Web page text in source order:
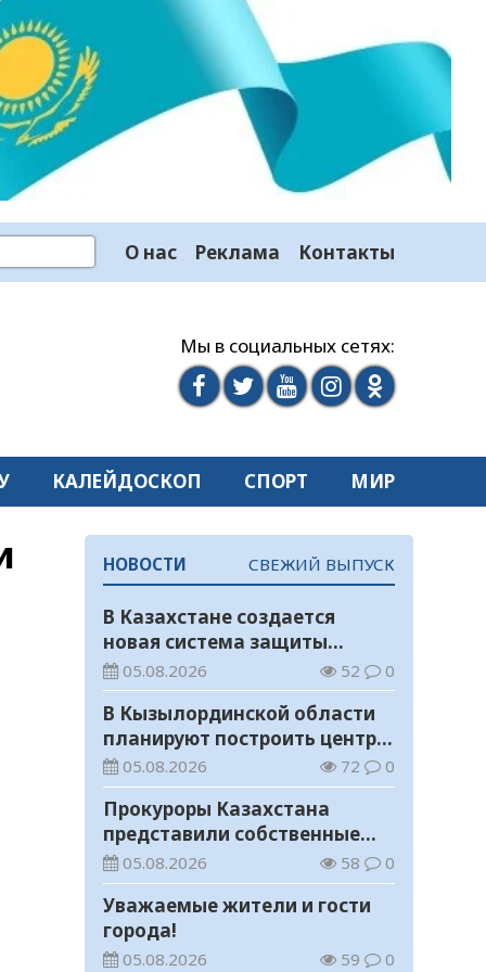
О нас Реклама Контакты
Мы в социальных сетях:
КАЛЕЙДОСКОП СПОРТ МИР
НОВОСТИ СВЕЖИЙ ВЫПУСК
В Казахстане создается
новая система защиты
средств ОСМС от
необоснованных выплат
05.08.2026 52 0
В Кызылординской области
планируют построить центр
цифровизации
05.08.2026 72 0
Прокуроры Казахстана
представили собственные
ИИ-разработки мировому
эксперту Кай-Фу Ли
05.08.2026 58 0
Уважаемые жители и гости
города!
05.08.2026 59 0